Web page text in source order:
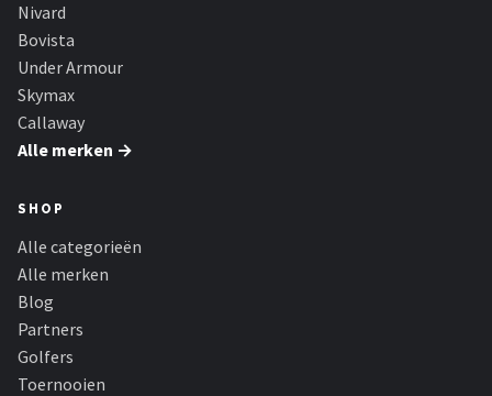
Nivard
Bovista
Under Armour
Skymax
Callaway
Alle merken →
SHOP
Alle categorieën
Alle merken
Blog
Partners
Golfers
Toernooien